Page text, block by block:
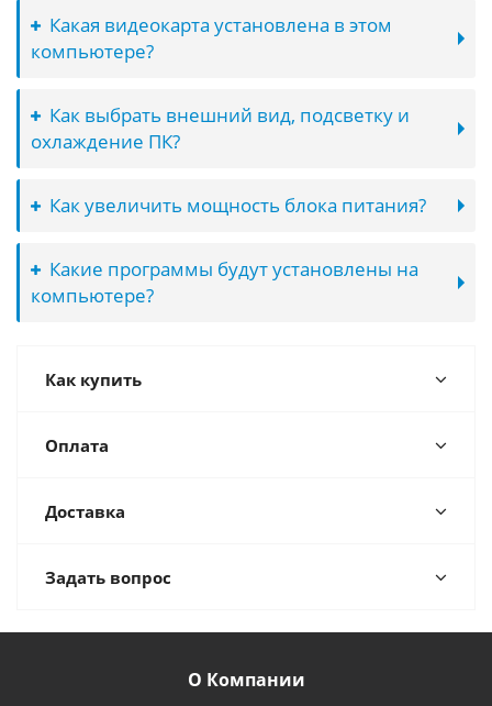
Какая видеокарта установлена в этом
компьютере?
Как выбрать внешний вид, подсветку и
охлаждение ПК?
Как увеличить мощность блока питания?
Какие программы будут установлены на
компьютере?
Как купить
Оплата
Доставка
Задать вопрос
О Компании